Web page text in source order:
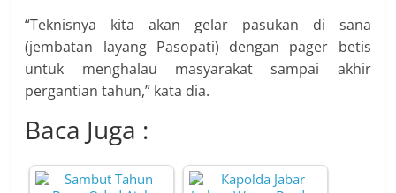
“Teknisnya kita akan gelar pasukan di sana
(jembatan layang Pasopati) dengan pager betis
untuk menghalau masyarakat sampai akhir
pergantian tahun,” kata dia.
Baca Juga :